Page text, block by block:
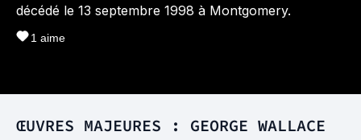
décédé le 13 septembre 1998 à Montgomery.
1 aime
ŒUVRES MAJEURES : GEORGE WALLACE